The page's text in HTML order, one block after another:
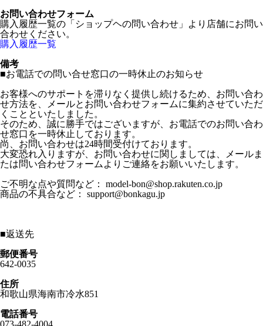
お問い合わせフォーム
購入履歴一覧の「ショップヘの問い合わせ」より店舗にお問い
合わせください。
購入履歴一覧
備考
■お電話での問い合せ窓口の一時休止のお知らせ
お客様へのサポートを滞りなく提供し続けるため、お問い合わ
せ方法を、メールとお問い合わせフォームに集約させていただ
くことといたしました。
そのため、誠に勝手ではございますが、お電話でのお問い合わ
せ窓口を一時休止しております。
尚、お問い合わせは24時間受付けております。
大変恐れ入りますが、お問い合わせに関しましては、メールま
たは問い合わせフォームよりご連絡をお願いいたします。
ご不明な点や質問など： model-bon@shop.rakuten.co.jp
商品の不具合など： support@bonkagu.jp
■返送先
郵便番号
642-0035
住所
和歌山県海南市冷水851
電話番号